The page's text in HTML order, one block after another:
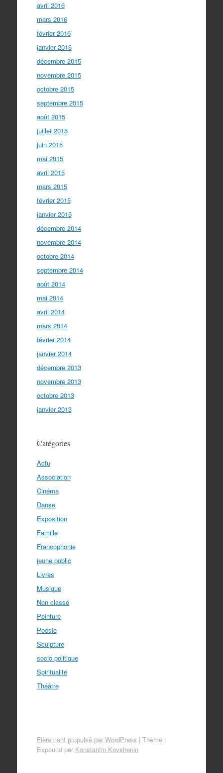
avril 2016
mars 2016
février 2016
janvier 2016
décembre 2015
novembre 2015
octobre 2015
septembre 2015
août 2015
juillet 2015
juin 2015
mai 2015
avril 2015
mars 2015
février 2015
janvier 2015
décembre 2014
novembre 2014
octobre 2014
septembre 2014
août 2014
mai 2014
avril 2014
mars 2014
février 2014
janvier 2014
décembre 2013
novembre 2013
octobre 2013
janvier 2013
Catégories
Actu
Association
Cinéma
Danse
Exposition
Famille
Francophonie
jeune public
Livres
Musique
Non classé
Peinture
Poésie
Sculpture
socio politique
Spiritualité
Théâtre
Fièrement propulsé par WordPress | Thème :
Expound par Konstantin Kovshenin